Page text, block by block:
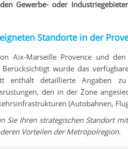
Gewerbe- oder
Standorte in der
Aix-Marseille Provence und
wurde das
enthält detaillierte Angaben
den in der Zone
(Autobahnen,
Sie Ihren strategischen Standort
Vorteilen der Metropolregion.